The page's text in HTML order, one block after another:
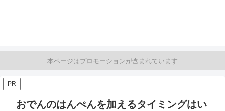
本ページはプロモーションが含まれています
PR
おでんのはんぺんを加えるタイミングはい